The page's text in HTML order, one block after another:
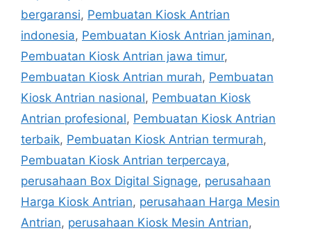
bergaransi, Pembuatan Kiosk Antrian
indonesia, Pembuatan Kiosk Antrian jaminan,
Pembuatan Kiosk Antrian jawa timur,
Pembuatan Kiosk Antrian murah, Pembuatan
Kiosk Antrian nasional, Pembuatan Kiosk
Antrian profesional, Pembuatan Kiosk Antrian
terbaik, Pembuatan Kiosk Antrian termurah,
Pembuatan Kiosk Antrian terpercaya,
perusahaan Box Digital Signage, perusahaan
Harga Kiosk Antrian, perusahaan Harga Mesin
Antrian, perusahaan Kiosk Mesin Antrian,